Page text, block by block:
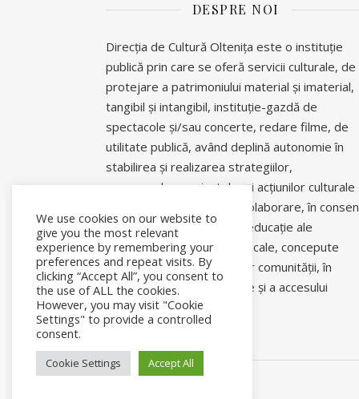
DESPRE NOI
Direcția de Cultură Oltenița este o instituție
publică prin care se oferă servicii culturale, de
protejare a patrimoniului material și imaterial,
tangibil și intangibil, instituție-gazdă de
spectacole și/sau concerte, redare filme, de
utilitate publică, având deplină autonomie în
stabilirea și realizarea strategiilor,
programelor, proiectelor și acțiunilor culturale
și științifice proprii sau în colaborare, în
cu politicile culturale și de educație ale
autorităților centrale sau locale, concepute
pentru a răspunde nevoilor comunității, în
asigurarea coeziunii sociale și a accesului
comunitar la informație.
We use cookies on our website to
give you the most relevant
experience by remembering your
preferences and repeat visits. By
clicking “Accept All”, you consent to
the use of ALL the cookies.
However, you may visit "Cookie
Settings" to provide a controlled
consent.
Cookie Settings Accept All